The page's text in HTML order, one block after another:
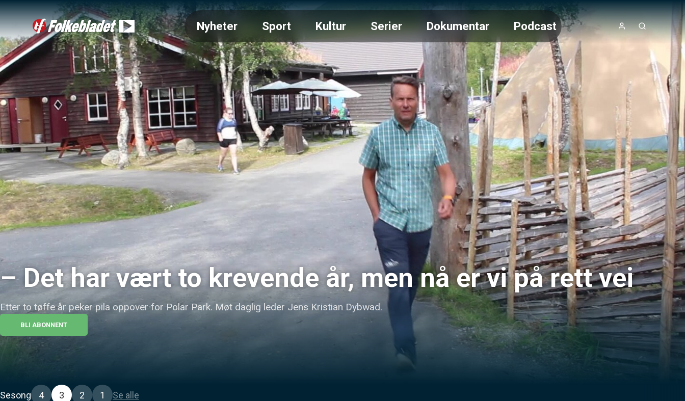
Nyheter Sport Kultur Serier Dokumentar Podcast
– Det har vært to krevende år, men nå er vi på rett vei
Etter to tøffe år peker pila oppover for Polar Park. Møt daglig leder Jens Kristian Dybwad.
BLI ABONNENT
Sesong 4 3 2 1 Se alle